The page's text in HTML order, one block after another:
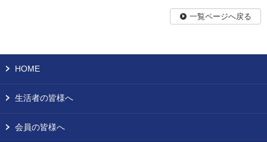
一覧ページへ戻る
HOME
生活者の皆様へ
会員の皆様へ